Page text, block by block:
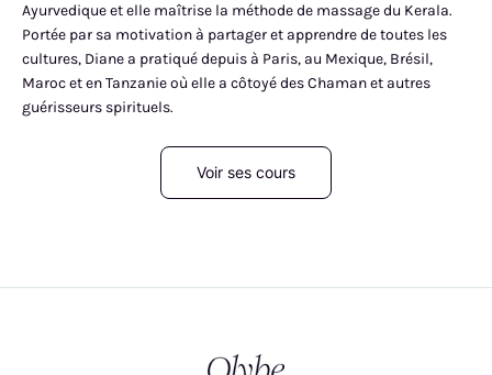
Ayurvedique et elle maîtrise la méthode de massage du Kerala.
Portée par sa motivation à partager et apprendre de toutes les
cultures, Diane a pratiqué depuis à Paris, au Mexique, Brésil,
Maroc et en Tanzanie où elle a côtoyé des Chaman et autres
guérisseurs spirituels.
Voir ses cours